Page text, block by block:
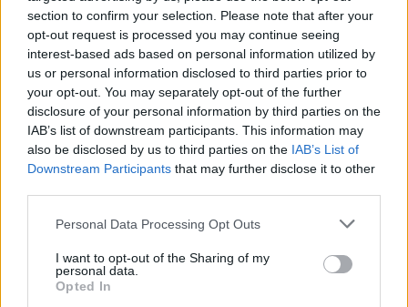
section to confirm your selection. Please note that after your
opt-out request is processed you may continue seeing
interest-based ads based on personal information utilized by
us or personal information disclosed to third parties prior to
your opt-out. You may separately opt-out of the further
disclosure of your personal information by third parties on the
IAB’s list of downstream participants. This information may
also be disclosed by us to third parties on the IAB’s List of
Downstream Participants that may further disclose it to other
Please note that this website/app uses one or more Google
not limited to your visit or usage behaviour. You may click to
grant or deny consent to Google and its third-party tags to
use your data for below specified purposes in below Google
Personal Data Processing Opt Outs
I want to opt-out of the Sharing of my
personal data.
Opted In
pracujemy nad tym żeby je uzupełnić.
Wynik meczu LKS Skołyszyn vs Czarni II Jasło
Po zakończeniu spotkania automatycznie publikujemyoficjalny wynik
spotkania, a także dane meczowe, jeśli są dostępne.
Pełny harmonogram rozgrywek dostępny jest tutaj:Krosno > Klasa A,
gr. III - terminarz.
Informacje o składach i strzelcach
rezerwowych, zmiany oraz listę strzelców bramek. Informacje te
Jeśli jesteś kibicem klubu LKS Skołyszyn lub Czarni II Jasło - zaglądaj tutaj
częściej. Nasz serwis regularnie dostarcza informacje o